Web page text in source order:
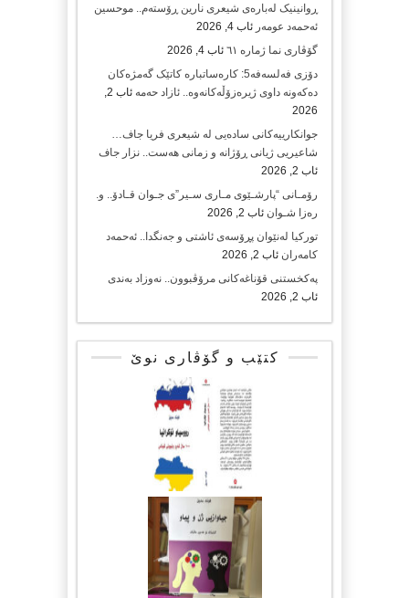
ڕوانینیک لەبارەى شیعرى نارین ڕۆستەم.. موحسین
ئەحمەد عومەر ئاب 4, 2026
گۆڤاری نما ژمارە ٦١
ئاب 4, 2026
دۆزی فەلسەفە5: کارەساتبارە کاتێک گەمژەکان
دەکەونە داوی ژیرەزۆڵەکانەوە.. ئازاد حەمە
ئاب 2,
2026
جوانکارییەکانی سادەیی لە شیعری فریا جاف…
شاعیریی ژیانی ڕۆژانە و زمانی هەست.. نزار جاف
ئاب 2, 2026
رۆمـانی “پارشـێوی مـاری سـیر”ی جـوان قـادۆ.. و.
رەزا شـوان ئاب 2, 2026
تورکیا لەنێوان پڕۆسەی ئاشتی و جەنگدا.. ئەحمەد
کامەران ئاب 2, 2026
پەکخستنی قۆناغەکانی مرۆڤبوون.. نەوزاد بەندی
ئاب 2, 2026
کتێب و گۆڤاری نوێ